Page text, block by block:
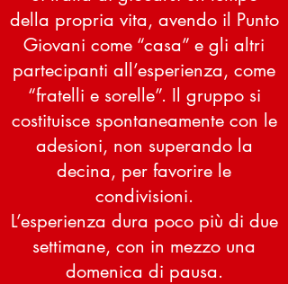
della propria vita, avendo il Punto
Giovani come “casa” e gli altri
partecipanti all’esperienza, come
“fratelli e sorelle”. Il gruppo si
costituisce spontaneamente con le
adesioni, non superando la
decina, per favorire le
condivisioni.
L’esperienza dura poco più di due
settimane, con in mezzo una
domenica di pausa.